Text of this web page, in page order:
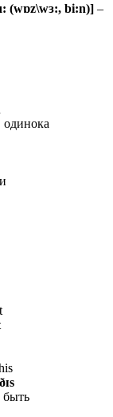
(wɒz\wɜ:, bi:n)] –
одинока
быть